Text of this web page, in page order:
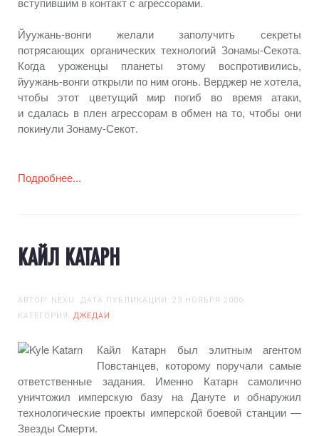
Йуужань-вонги желали заполучить секреты
потрясающих органических технологий Зонамы-Секота.
Когда уроженцы планеты этому воспротивились,
йуужань-вонгиоткрыли по ним огонь. Верджер не хотела,
чтобы этот цветущий мир погиб во время атаки,
и сдалась в пленагрессорам в обмен на то, чтобы они
покинулиЗонаму-Секот.
Подробнее...
КАЙЛ КАТАРН
АВТОР: NEXU. ДАТА ПУБЛИКАЦИИ: 23 НОЯБРЯ 2006.
КАТЕГОРИЯ: ДЖЕДАИ .
Кайл Катарн был элитным агентом
Повстанцев, которому поручали самые
ответственные задания. Именно Катарн самолично
уничтожил имперскую базу на Дануте и обнаружил
технологические проекты имперской боевой станции —
Звезды Смерти.